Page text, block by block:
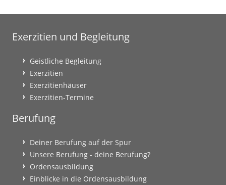
Exerzitien und Begleitung
Geistliche Begleitung
Exerzitien
Exerzitienhäuser
Exerzitien-Termine
Berufung
Deiner Berufung auf der Spur
Unsere Berufung - deine Berufung?
Ordensausbildung
Einblicke in die Ordensausbildung